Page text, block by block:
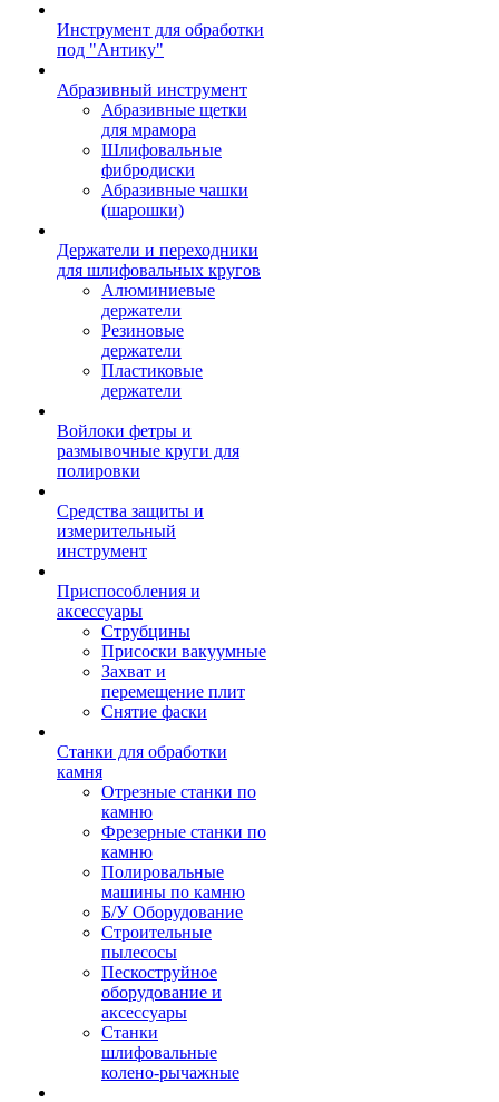
Инструмент для обработки
под "Антику"
Абразивный инструмент
Абразивные щетки
для мрамора
Шлифовальные
фибродиски
Абразивные чашки
(шарошки)
Держатели и переходники
для шлифовальных кругов
Алюминиевые
держатели
Резиновые
держатели
Пластиковые
держатели
Войлоки фетры и
размывочные круги для
полировки
Средства защиты и
измерительный
инструмент
Приспособления и
аксессуары
Струбцины
Присоски вакуумные
Захват и
перемещение плит
Снятие фаски
Станки для обработки
камня
Отрезные станки по
камню
Фрезерные станки по
камню
Полировальные
машины по камню
Б/У Оборудование
Строительные
пылесосы
Пескоструйное
оборудование и
аксессуары
Станки
шлифовальные
колено-рычажные